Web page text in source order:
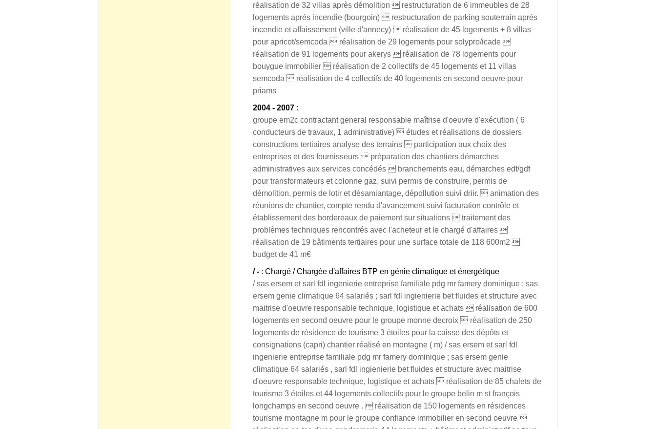
réalisation de 32 villas après démolition  restructuration de 6 immeubles de 28
logements après incendie (bourgoin)  restructuration de parking souterrain après
incendie et affaissement (ville d'annecy)  réalisation de 45 logements + 8 villas
pour apricot/semcoda  réalisation de 29 logements pour solypro/icade 
réalisation de 91 logements pour akerys  réalisation de 78 logements pour
bouygue immobilier  réalisation de 2 collectifs de 45 logements et 11 villas
semcoda  réalisation de 4 collectifs de 40 logements en second oeuvre pour
priams
2004 - 2007 :
groupe em2c contractant general responsable maîtrise d'oeuvre d'exécution ( 6
conducteurs de travaux, 1 administrative)  études et réalisations de dossiers
constructions tertiaires analyse des terrains  participation aux choix des
entreprises et des fournisseurs  préparation des chantiers démarches
administratives aux services concédés  branchements eau, démarches edf/gdf
pour transformateurs et colonne gaz, suivi permis de construire, permis de
démolition, permis de lotir et désamiantage, dépollution suivi driir.  animation des
réunions de chantier, compte rendu d'avancement suivi facturation contrôle et
établissement des bordereaux de paiement sur situations  traitement des
problèmes techniques rencontrés avec l'acheteur et le chargé d'affaires 
réalisation de 19 bâtiments tertiaires pour une surface totale de 118 600m2 
budget de 41 m€
/ - : Chargé / Chargée d'affaires BTP en génie climatique et énergétique
/ sas ersem et sarl fdl ingenierie entreprise familiale pdg mr famery dominique ; sas
ersem genie climatique 64 salariés ; sarl fdl ingienierie bet fluides et structure avec
maitrise d'oeuvre responsable technique, logistique et achats  réalisation de 600
logements en second oeuvre pour le groupe monne decroix  réalisation de 250
logements de résidence de tourisme 3 étoiles pour la caisse des dépôts et
consignations (capri) chantier réalisé en montagne ( m) / sas ersem et sarl fdl
ingenierie entreprise familiale pdg mr famery dominique ; sas ersem genie
climatique 64 salariés , sarl fdl ingienierie bet fluides et structure avec maitrise
d'oeuvre responsable technique, logistique et achats  réalisation de 85 chalets de
tourisme 3 étoiles et 44 logements collectifs pour le groupe belin m st françois
longchamps en second oeuvre .  réalisation de 150 logements en résidences
tourisme montagne m pour le groupe confiance immobilier en second oeuvre 